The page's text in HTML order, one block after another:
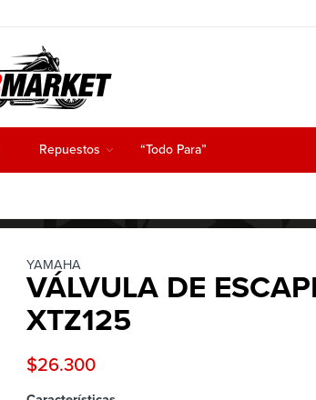
Repuestos “Todo Para”
YAMAHA
VÁLVULA DE
XTZ125
$26.300